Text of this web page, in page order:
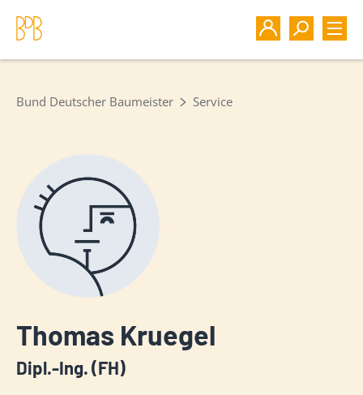
Bund Deutscher Baumeister Service
Thomas Kruegel
Dipl.-Ing. (FH)